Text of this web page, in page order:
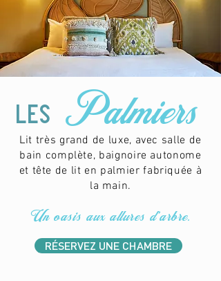
les Palmiers
Lit très grand de luxe, avec salle de
bain complète, baignoire autonome
et tête de lit en palmier fabriquée à
la main.
Un oasis aux allures d'arbre.
RÉSERVEZ UNE CHAMBRE